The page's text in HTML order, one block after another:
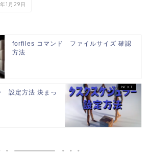
1月29日
forfiles コマンド ファイルサイズ 確認
方法
設定方法 決まっ